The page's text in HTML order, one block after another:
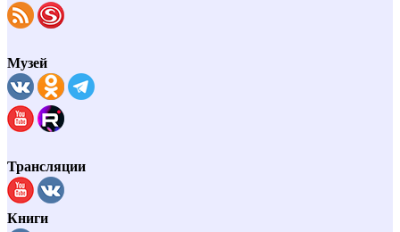
Музей
Трансляции
Книги